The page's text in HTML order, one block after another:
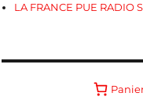
LA FRANCE PUE RADIO